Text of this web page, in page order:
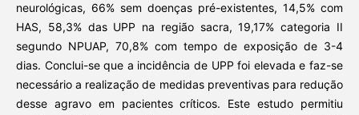
neurológicas, 66% sem doenças pré-existentes, 14,5% com
HAS, 58,3% das UPP na região sacra, 19,17% categoria II
segundo NPUAP, 70,8% com tempo de exposição de 3-4
dias. Conclui-se que a incidência de UPP foi elevada e faz-se
necessário a realização de medidas preventivas para redução
desse agravo em pacientes críticos. Este estudo permitiu